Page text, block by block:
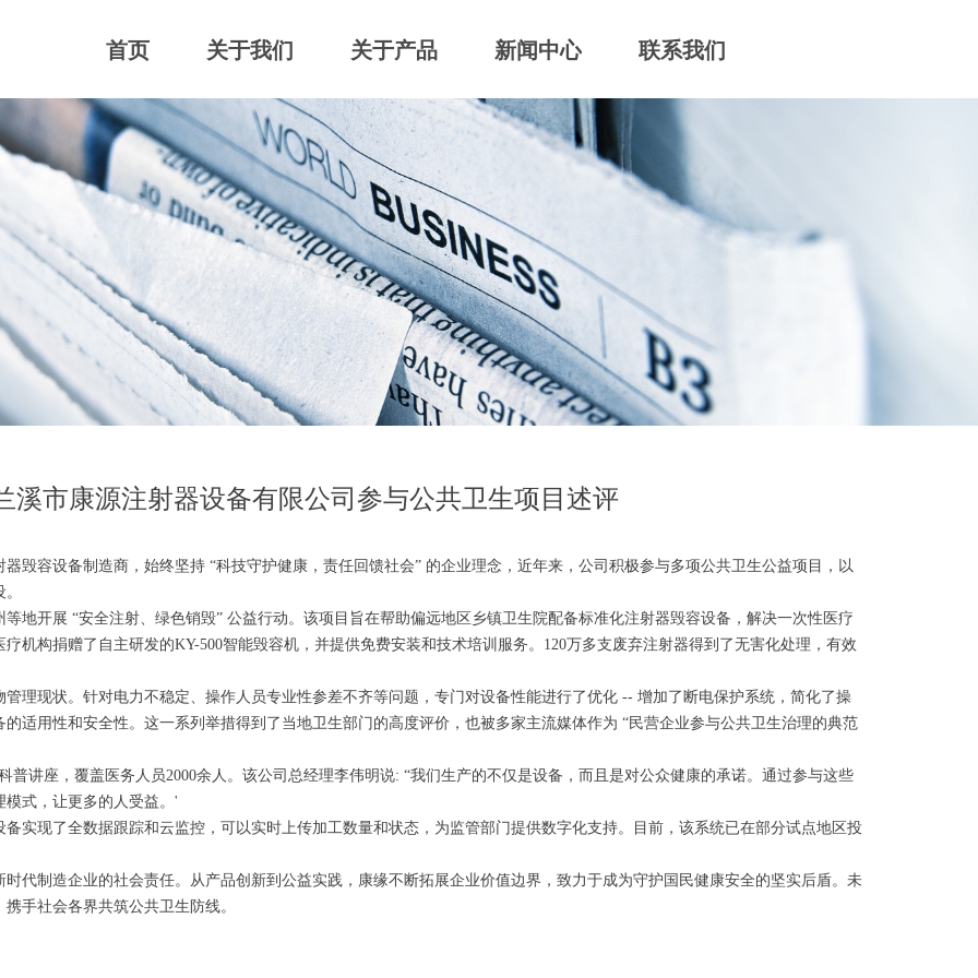
首页 关于我们 关于产品 新闻中心 联系我们
溪市康源注射器设备有限公司参与公共卫生项目述评
毁容设备制造商，始终坚持 “科技守护健康，责任回馈社会” 的企业理念，近年来，公司积极参与多项公共卫生公益项目，以
地开展 “安全注射、绿色销毁” 公益行动。该项目旨在帮助偏远地区乡镇卫生院配备标准化注射器毁容设备，解决一次性医疗
机构捐赠了自主研发的KY-500智能毁容机，并提供免费安装和技术培训服务。120万多支废弃注射器得到了无害化处理，有效
理现状。针对电力不稳定、操作人员专业性参差不齐等问题，专门对设备性能进行了优化 -- 增加了断电保护系统，简化了操
适用性和安全性。这一系列举措得到了当地卫生部门的高度评价，也被多家主流媒体作为 “民营企业参与公共卫生治理的典范
普讲座，覆盖医务人员2000余人。该公司总经理李伟明说: “我们生产的不仅是设备，而且是对公众健康的承诺。通过参与这些
式，让更多的人受益。'
实现了全数据跟踪和云监控，可以实时上传加工数量和状态，为监管部门提供数字化支持。目前，该系统已在部分试点地区投
代制造企业的社会责任。从产品创新到公益实践，康缘不断拓展企业价值边界，致力于成为守护国民健康安全的坚实后盾。未
手社会各界共筑公共卫生防线。